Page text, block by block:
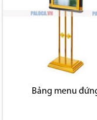
Bảng menu